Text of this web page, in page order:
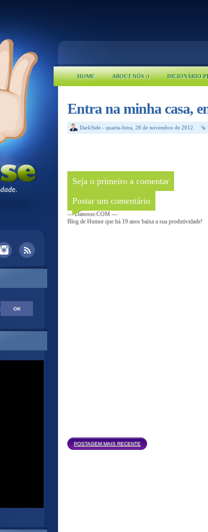
HOME ABOUT NÓS :) DICIONÁRIO
Entra na minha casa,
DarkSide - quarta-feira, 28 de novembro de 2012
Seja o primeiro a comentar
Postar um comentário
--- Danosse.COM ---
Blog de Humor que há 19 anos baixa a sua produtividade!
POSTAGEM MAIS RECENTE